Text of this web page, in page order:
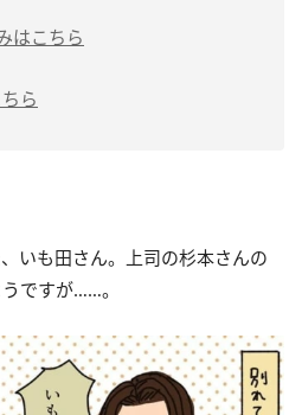
はこちら
ら
いも田さん。上司の杉本さんの
ですが……。